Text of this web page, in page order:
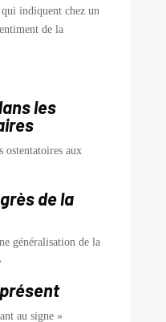
qui indiquent chez un
de la
les
ostentatoires aux
de la
généralisation de la
au signe »